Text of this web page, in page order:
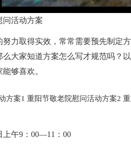
问活动方案
努力取得实效，常常需要预先制定
大家知道方案怎么写才规范吗？
够喜欢。
方案1
上午9：00—11：00
重阳节敬老院慰问活动方案2